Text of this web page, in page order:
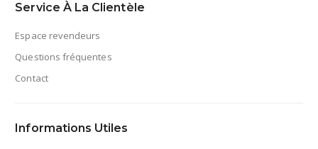
Service À La Clientèle
Espace revendeurs
Questions fréquentes
Contact
Informations Utiles